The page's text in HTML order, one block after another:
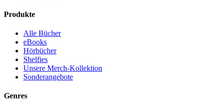
Produkte
Alle Bücher
eBooks
Hörbücher
Shelfies
Unsere Merch-Kollektion
Sonderangebote
Genres